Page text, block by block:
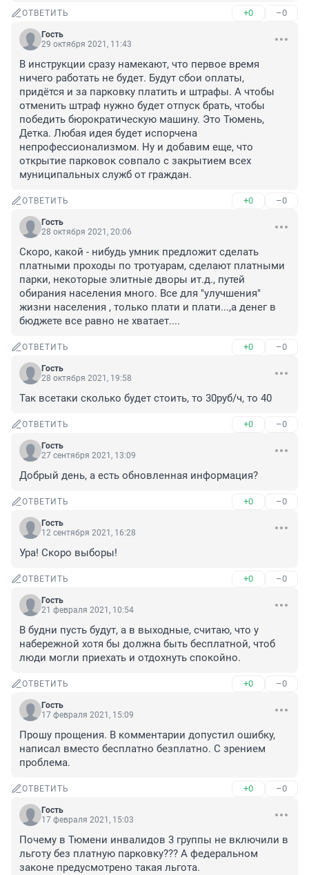
ОТВЕТИТЬ +0 –0
Гость
29 октября 2021, 11:43
В инструкции сразу намекают, что первое время
ничего работать не будет. Будут сбои оплаты,
придётся и за парковку платить и штрафы. А чтобы
отменить штраф нужно будет отпуск брать, чтобы
победить бюрократическую машину. Это Тюмень,
Детка. Любая идея будет испорчена
непрофессионализмом. Ну и добавим еще, что
открытие парковок совпало с закрытием всех
муниципальных служб от граждан.
ОТВЕТИТЬ +0 –0
Гость
28 октября 2021, 20:06
Скоро, какой - нибудь умник предложит сделать
платными проходы по тротуарам, сделают платными
парки, некоторые элитные дворы ит.д., путей
обирания населения много. Все для "улучшения"
жизни населения , только плати и плати...,а денег в
бюджете все равно не хватает....
ОТВЕТИТЬ +0 –0
Гость
28 октября 2021, 19:58
Так всетаки сколько будет стоить, то 30руб/ч, то 40
ОТВЕТИТЬ +0 –0
Гость
27 сентября 2021, 13:09
Добрый день, а есть обновленная информация?
ОТВЕТИТЬ +0 –0
Гость
12 сентября 2021, 16:28
Ура! Скоро выборы!
ОТВЕТИТЬ +0 –0
Гость
21 февраля 2021, 10:54
В будни пусть будут, а в выходные, считаю, что у
набережной хотя бы должна быть бесплатной, чтоб
люди могли приехать и отдохнуть спокойно.
ОТВЕТИТЬ +0 –0
Гость
17 февраля 2021, 15:09
Прошу прощения. В комментарии допустил ошибку,
написал вместо бесплатно безплатно. С зрением
проблема.
ОТВЕТИТЬ +0 –0
Гость
17 февраля 2021, 15:03
Почему в Тюмени инвалидов 3 группы не включили в
льготу без платную парковку??? А федеральном
законе предусмотрено такая льгота.